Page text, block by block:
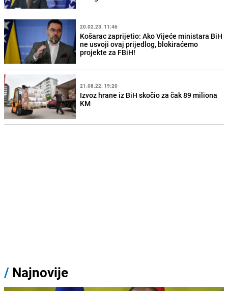
20.02.23. 11:46
Košarac zaprijetio: Ako Vijeće ministara BiH
ne usvoji ovaj prijedlog, blokiraćemo
projekte za FBiH!
21.08.22. 19:20
Izvoz hrane iz BiH skočio za čak 89 miliona
KM
/ Najnovije